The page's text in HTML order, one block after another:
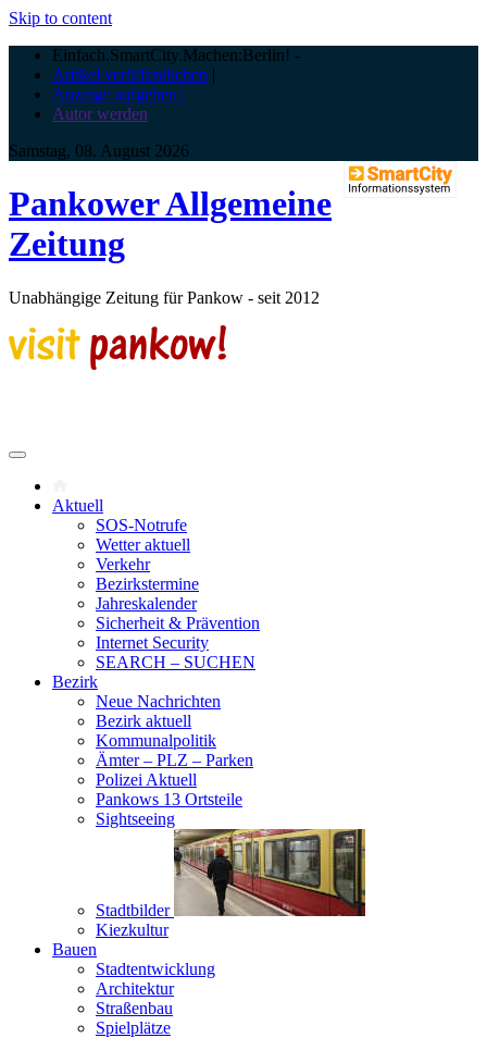
Skip to content
Einfach.SmartCity.Machen:Berlin! -
Artikel veröffentlichen |
Anzeige aufgeben |
Autor werden
Samstag, 08. August 2026
Pankower Allgemeine
Zeitung
Unabhängige Zeitung für Pankow - seit 2012
Aktuell
SOS-Notrufe
Wetter aktuell
Verkehr
Bezirkstermine
Jahreskalender
Sicherheit & Prävention
Internet Security
SEARCH – SUCHEN
Bezirk
Neue Nachrichten
Bezirk aktuell
Kommunalpolitik
Ämter – PLZ – Parken
Polizei Aktuell
Pankows 13 Ortsteile
Sightseeing
Stadtbilder
Kiezkultur
Bauen
Stadtentwicklung
Architektur
Straßenbau
Spielplätze